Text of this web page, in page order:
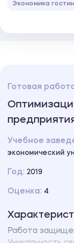
Экономика
Готовая
Учебное
экономический
Год: 2019
Оценка: 4
Работа